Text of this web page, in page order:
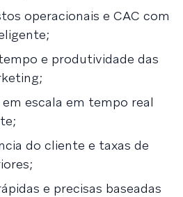
operacionais e CAC com
e produtividade das
escala em tempo real
do cliente e taxas de
e precisas baseadas